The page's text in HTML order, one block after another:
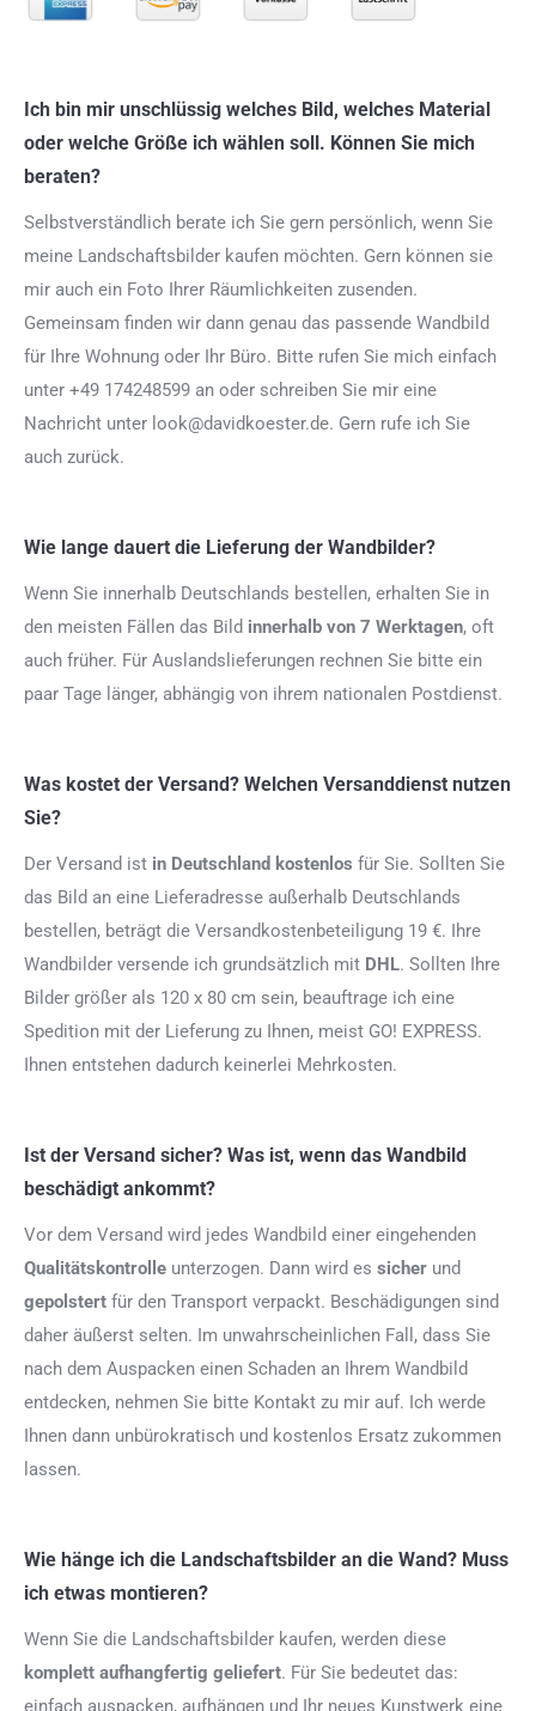
Ich bin mir unschlüssig welches Bild, welches Material
oder welche Größe ich wählen soll. Können Sie mich
beraten?
Selbstverständlich berate ich Sie gern persönlich, wenn Sie
meine Landschaftsbilder kaufen möchten. Gern können sie
mir auch ein Foto Ihrer Räumlichkeiten zusenden.
Gemeinsam finden wir dann genau das passende Wandbild
für Ihre Wohnung oder Ihr Büro. Bitte rufen Sie mich einfach
unter +49 174248599 an oder schreiben Sie mir eine
Nachricht unter look@davidkoester.de. Gern rufe ich Sie
auch zurück.
Wie lange dauert die Lieferung der Wandbilder?
Wenn Sie innerhalb Deutschlands bestellen, erhalten Sie in
den meisten Fällen das Bild innerhalb von 7 Werktagen, oft
auch früher. Für Auslandslieferungen rechnen Sie bitte ein
paar Tage länger, abhängig von ihrem nationalen Postdienst.
Was kostet der Versand? Welchen Versanddienst nutzen
Sie?
Der Versand ist in Deutschland kostenlos für Sie. Sollten Sie
das Bild an eine Lieferadresse außerhalb Deutschlands
bestellen, beträgt die Versandkostenbeteiligung 19 €. Ihre
Wandbilder versende ich grundsätzlich mit DHL. Sollten Ihre
Bilder größer als 120 x 80 cm sein, beauftrage ich eine
Spedition mit der Lieferung zu Ihnen, meist GO! EXPRESS.
Ihnen entstehen dadurch keinerlei Mehrkosten.
Ist der Versand sicher? Was ist, wenn das Wandbild
beschädigt ankommt?
Vor dem Versand wird jedes Wandbild einer eingehenden
Qualitätskontrolle unterzogen. Dann wird es sicher und
gepolstert für den Transport verpackt. Beschädigungen sind
daher äußerst selten. Im unwahrscheinlichen Fall, dass Sie
nach dem Auspacken einen Schaden an Ihrem Wandbild
entdecken, nehmen Sie bitte Kontakt zu mir auf. Ich werde
Ihnen dann unbürokratisch und kostenlos Ersatz zukommen
lassen.
Wie hänge ich die Landschaftsbilder an die Wand? Muss
ich etwas montieren?
Wenn Sie die Landschaftsbilder kaufen, werden diese
komplett aufhangfertig geliefert. Für Sie bedeutet das:
einfach auspacken, aufhängen und Ihr neues Kunstwerk eine